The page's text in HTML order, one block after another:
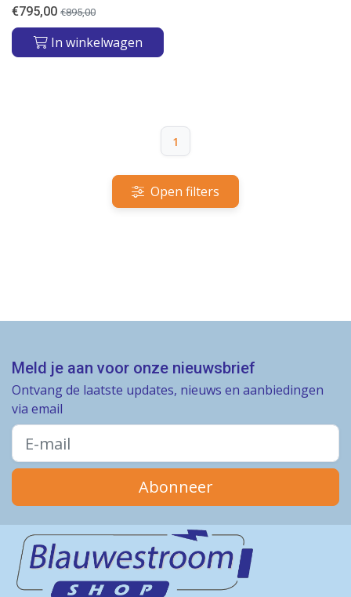
€795,00 €895,00
In winkelwagen
1
Open filters
Meld je aan voor onze nieuwsbrief
Ontvang de laatste updates, nieuws en aanbiedingen
via email
Abonneer